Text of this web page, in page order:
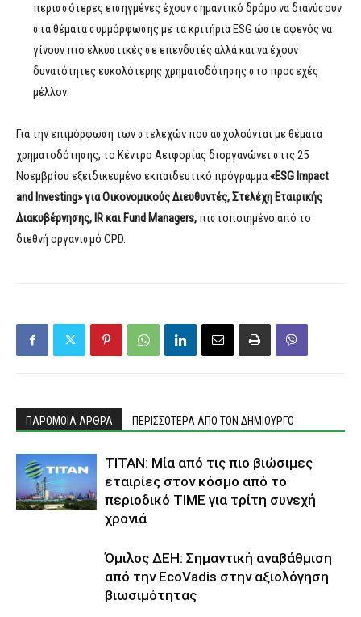
περισσότερες εισηγμένες έχουν σημαντικό δρόμο να διανύσουν
στα θέματα συμμόρφωσης με τα κριτήρια ESG ώστε αφενός να
γίνουν πιο ελκυστικές σε επενδυτές αλλά και να έχουν
δυνατότητες ευκολότερης χρηματοδότησης στο προσεχές
μέλλον.
Για την επιμόρφωση των στελεχών που ασχολούνται με θέματα
χρηματοδότησης, το Κέντρο Αειφορίας διοργανώνει στις 25
Νοεμβρίου εξειδικευμένο εκπαιδευτικό πρόγραμμα«ESG Impact
and Investing» για Οικονομικούς Διευθυντές, Στελέχη Εταιρικής
Διακυβέρνησης, IR και Fund Managers,πιστοποιημένο από το
διεθνή οργανισμό CPD.
ΠΑΡΟΜΟΙΑ ΑΡΘΡΑ ΠΕΡΙΣΣΟΤΕΡΑ ΑΠΟ ΤΟΝ ΔΗΜΙΟΥΡΓΟ
ΤΙΤΑΝ: Μία από τις πιο βιώσιμες
εταιρίες στον κόσμο από το
περιοδικό TIME για τρίτη συνεχή
χρονιά
Όμιλος ΔΕΗ: Σημαντική αναβάθμιση
από την EcoVadis στην αξιολόγηση
βιωσιμότητας